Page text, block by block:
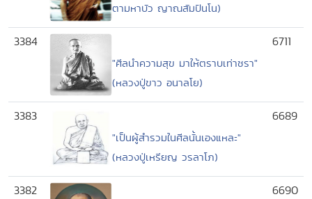
ตามหาบัว ญาณสัมปันโน)
3384
"ศีลนำความสุข มาให้ตราบเท่าชรา"
(หลวงปู่ขาว อนาลโย)
6711
3383
"เป็นผู้สำรวมในศีลนั้นเองแหละ"
(หลวงปู่เหรียญ วรลาโภ)
6689
3382 6690